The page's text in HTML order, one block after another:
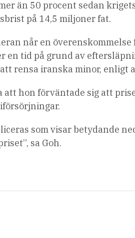
än 50 procent sedan
på 14,5 miljoner fat.
når en
tid på grund av
rensa iranska minor, enligt
att hon förväntade sig att
som visar betydande
sa Goh.